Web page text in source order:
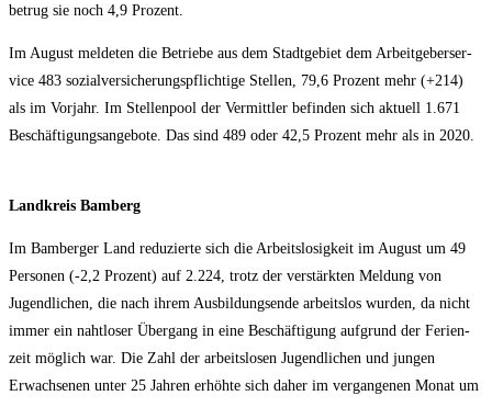
betrug sie noch 4,9 Prozent.
Im August mel­de­ten die Betrie­be aus dem Stadt­ge­biet dem Arbeit­ge­ber­ser­
vice 483 sozi­al­ver­si­che­rungs­pflich­ti­ge Stel­len, 79,6 Pro­zent mehr (+214)
als im Vor­jahr. Im Stel­len­pool der Ver­mitt­ler befin­den sich aktu­ell 1.671
Beschäf­ti­gungs­an­ge­bo­te. Das sind 489 oder 42,5 Pro­zent mehr als in 2020.
Land­kreis Bamberg
Im Bam­ber­ger Land redu­zier­te sich die Arbeits­lo­sig­keit im August um 49
Per­so­nen (-2,2 Pro­zent) auf 2.224, trotz der ver­stärk­ten Mel­dung von
Jugend­li­chen, die nach ihrem Aus­bil­dungs­en­de arbeits­los wur­den, da nicht
immer ein naht­lo­ser Über­gang in eine Beschäf­ti­gung auf­grund der Feri­en­
zeit mög­lich war. Die Zahl der arbeits­lo­sen Jugend­li­chen und jun­gen
Erwach­se­nen unter 25 Jah­ren erhöh­te sich daher im ver­gan­ge­nen Monat um